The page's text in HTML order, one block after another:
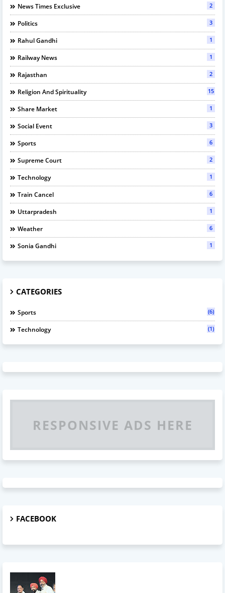
News Times Exclusive 2
Politics 3
Rahul Gandhi 1
Railway News 1
Rajasthan 2
Religion And Spirituality 15
Share Market 1
Social Event 3
Sports 6
Supreme Court 2
Technology 1
Train Cancel 6
Uttarpradesh 1
Weather 6
Sonia Gandhi 1
CATEGORIES
Sports (6)
Technology (1)
RESPONSIVE ADS HERE
FACEBOOK